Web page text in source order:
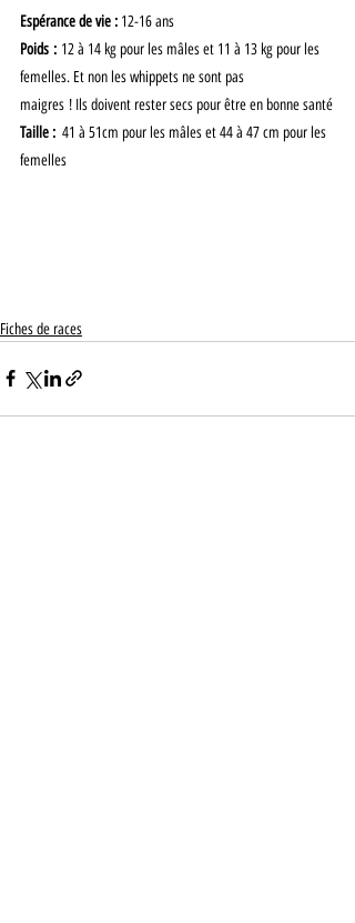
Espérance de vie : 12-16 ans
Poids : 12 à 14 kg pour les mâles et 11 à 13 kg pour les
femelles. Et non les whippets ne sont pas
maigres ! Ils doivent rester secs pour être en bonne santé
Taille : 41 à 51cm pour les mâles et 44 à 47 cm pour les
femelles
Fiches de races